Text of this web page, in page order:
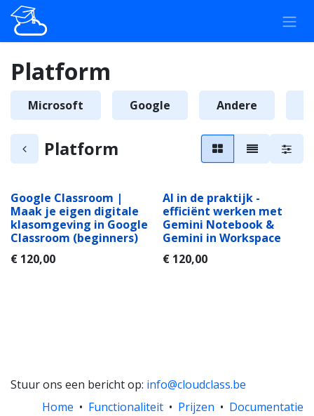
Overslaan naar inhoud
Platform
Microsoft Google Andere
Platform
Nieuw!
Google Classroom |
Maak je eigen digitale
klasomgeving in Google
Classroom (beginners)
€ 120,00
AI opleiding
AI in de praktijk -
efficiënt werken met
Gemini Notebook &
Gemini in Workspace
€ 120,00
Stuur ons een bericht op: info@cloudclass.be
Home • Functionaliteit • Prijzen • Documentatie